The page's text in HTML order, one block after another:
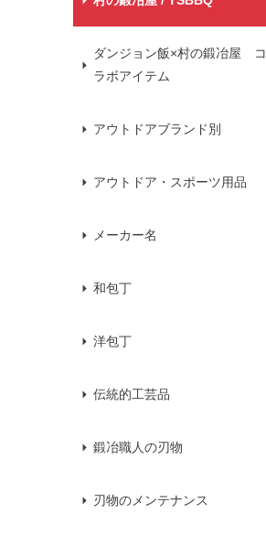
ダンジョン飯×村の鍛冶屋 コ
ラボアイテム
アウトドアブランド別
アウトドア・スポーツ用品
メーカー名
和包丁
洋包丁
伝統的工芸品
鍛冶職人の刃物
刃物のメンテナンス